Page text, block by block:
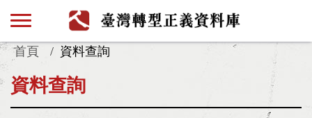
首頁 資料查詢
資料查詢